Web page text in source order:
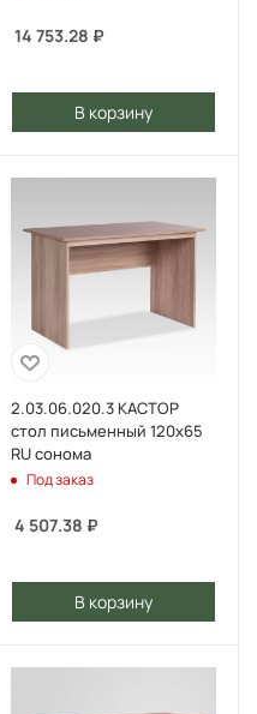
14 753.28 ₽
В корзину
2.03.06.020.3 КАСТОР
стол письменный 120х65
RU сонома
Под заказ
4 507.38 ₽
В корзину